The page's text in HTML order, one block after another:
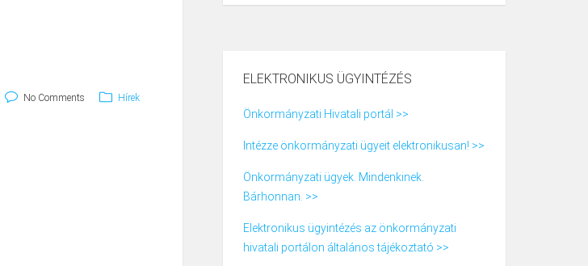
No Comments Hírek
ELEKTRONIKUS ÜGYINTÉZÉS
Önkormányzati Hivatali portál >>
Intézze önkormányzati ügyeit elektronikusan! >>
Önkormányzati ügyek. Mindenkinek.
Bárhonnan. >>
Elektronikus ügyintézés az önkormányzati
hivatali portálon általános tájékoztató >>